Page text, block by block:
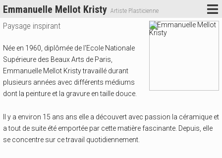
Emmanuelle Mellot Kristy Artiste Plasticienne
Paysage inspirant
Née en 1960, diplômée de l'Ecole Nationale
Supérieure des Beaux Arts de Paris,
Emmanuelle Mellot Kristy travaillé durant
plusieurs années avec différents médiums
dont la peinture et la gravure en taille douce.
Il y a environ 15 ans ans elle a découvert avec passion la céramique et
a tout de suite été emportée par cette matière fascinante. Depuis, elle
se concentre sur ce travail quotidiennement.